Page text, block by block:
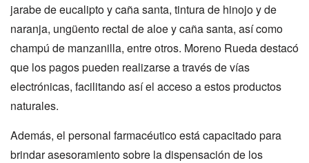
jarabe de eucalipto y caña santa, tintura de hinojo y de
naranja, ungüento rectal de aloe y caña santa, así como
champú de manzanilla, entre otros. Moreno Rueda destacó
que los pagos pueden realizarse a través de vías
electrónicas, facilitando así el acceso a estos productos
naturales.
Además, el personal farmacéutico está capacitado para
brindar asesoramiento sobre la dispensación de los